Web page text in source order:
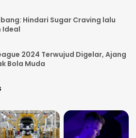
Hindari Sugar Craving lalu
Ideal
2024 Terwujud Digelar, Ajang
Bola Muda